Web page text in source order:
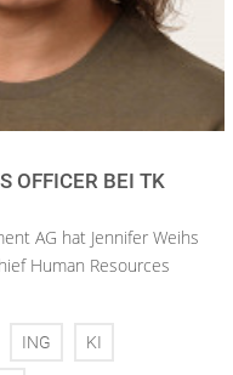
OFFICER BEI TK
AG hat Jennifer Weihs
Human Resources
ING KI